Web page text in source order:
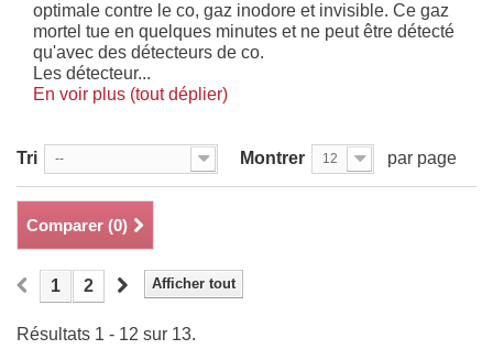
optimale contre le co, gaz inodore et invisible. Ce gaz
mortel tue en quelques minutes et ne peut être détecté
qu'avec des détecteurs de co.
Les détecteur...
En voir plus (tout déplier)
Tri -- Montrer 12 par page
Comparer (0)
Afficher tout
1 2
Résultats 1 - 12 sur 13.